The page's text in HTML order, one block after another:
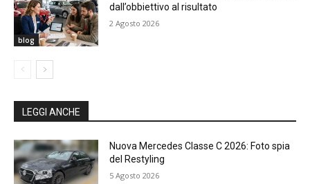
blog
dall’obbiettivo al risultato
2 Agosto 2026
LEGGI ANCHE
Nuova Mercedes Classe C 2026: Foto spia
del Restyling
5 Agosto 2026